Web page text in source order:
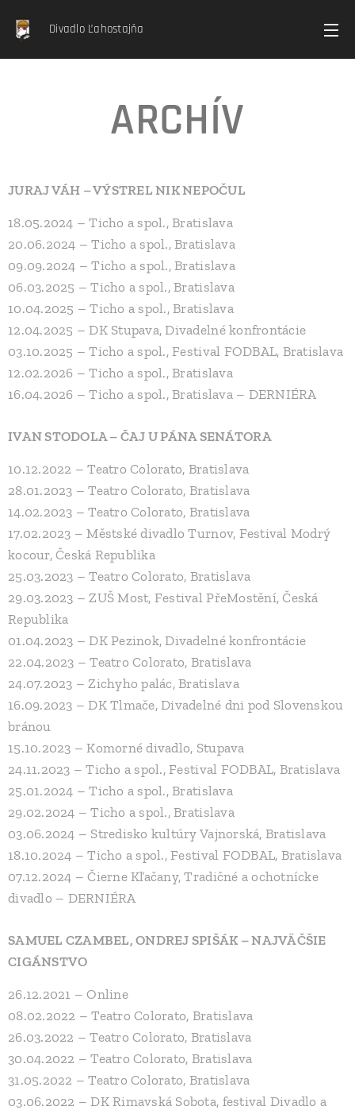
Divadlo Ľahostajňa
ARCHÍV
JURAJ VÁH – VÝSTREL NIK NEPOČUL
18.05.2024 – Ticho a spol., Bratislava
20.06.2024 – Ticho a spol., Bratislava
09.09.2024 – Ticho a spol., Bratislava
06.03.2025 – Ticho a spol., Bratislava
10.04.2025 – Ticho a spol., Bratislava
12.04.2025 – DK Stupava, Divadelné konfrontácie
03.10.2025 – Ticho a spol., Festival FODBAL, Bratislava
12.02.2026 – Ticho a spol., Bratislava
16.04.2026 – Ticho a spol., Bratislava – DERNIÉRA
IVAN STODOLA – ČAJ U PÁNA SENÁTORA
10.12.2022 – Teatro Colorato, Bratislava
28.01.2023 – Teatro Colorato, Bratislava
14.02.2023 – Teatro Colorato, Bratislava
17.02.2023 – Městské divadlo Turnov, Festival Modrý
kocour, Česká Republika
25.03.2023 – Teatro Colorato, Bratislava
29.03.2023 – ZUŠ Most, Festival PřeMostění, Česká
Republika
01.04.2023 – DK Pezinok, Divadelné konfrontácie
22.04.2023 – Teatro Colorato, Bratislava
24.07.2023 – Zichyho palác, Bratislava
16.09.2023 – DK Tlmače, Divadelné dni pod Slovenskou
bránou
15.10.2023 – Komorné divadlo, Stupava
24.11.2023 – Ticho a spol., Festival FODBAL, Bratislava
25.01.2024 – Ticho a spol., Bratislava
29.02.2024 – Ticho a spol., Bratislava
03.06.2024 – Stredisko kultúry Vajnorská, Bratislava
18.10.2024 – Ticho a spol., Festival FODBAL, Bratislava
07.12.2024 – Čierne Kľačany, Tradičné a ochotnícke
divadlo – DERNIÉRA
SAMUEL CZAMBEL, ONDREJ SPIŠÁK – NAJVÄČŠIE
CIGÁNSTVO
26.12.2021 – Online
08.02.2022 – Teatro Colorato, Bratislava
26.03.2022 – Teatro Colorato, Bratislava
30.04.2022 – Teatro Colorato, Bratislava
31.05.2022 – Teatro Colorato, Bratislava
03.06.2022 – DK Rimavská Sobota, festival Divadlo a